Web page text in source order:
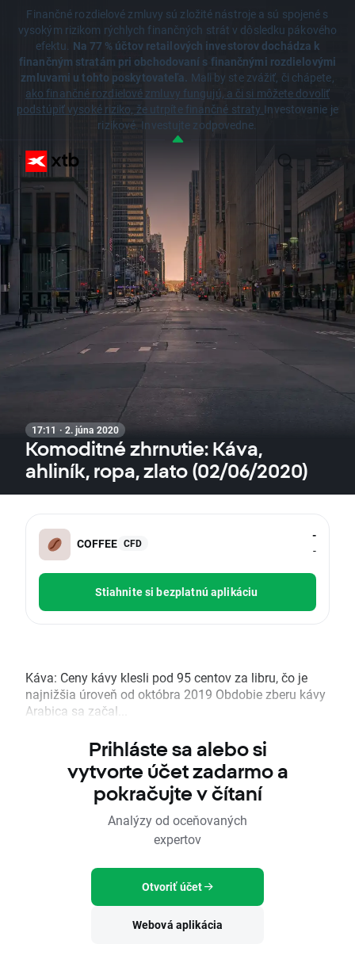
Finančné rozdielové zmluvy sú zložité nástroje a sú spojené s
vysokým rizikom rýchlych finančných strát v dôsledku pákového
efektu. Na 77 % účtov retailových investorov dochádza k
finančným stratám pri obchodovaní s finančnými rozdielovými
zmluvami u tohto poskytovateľa. Mali by ste zvážiť, či chápete,
ako finančné rozdielové zmluvy fungujú, a či si môžete dovoliť
podstúpiť vysoké riziko, že utrpíte finančné straty.Investovanie je
rizikové. Investujte zodpovedne.
17:11 · 2. júna 2020
Komoditné zhrnutie: Káva,
ahliník, ropa, zlato (02/06/2020)
COFFEE CFD
-
-
Stiahnite si bezplatnú aplikáciu
Káva: Ceny kávy klesli pod 95 centov za libru, čo je
najnižšia úroveň od októbra 2019 Obdobie zberu kávy
Arabica sa začal...
Prihláste sa alebo si
vytvorte účet zadarmo a
pokračujte v čítaní
Analýzy od oceňovaných
expertov
Otvoriť účet
Webová aplikácia